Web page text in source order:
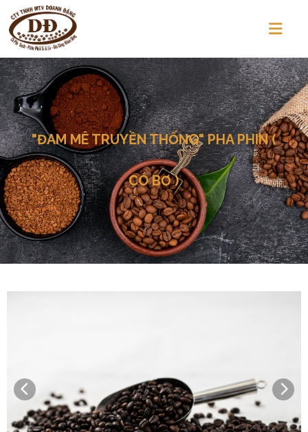
"ĐAM MÊ TRUYỀN THỐNG" PHA PHIN (
CÓ BƠ )